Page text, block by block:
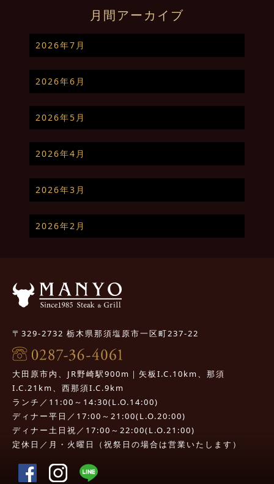
月間アーカイブ
2026年7月
2026年6月
2026年5月
2026年4月
2026年3月
2026年2月
〒329-2732 栃木県那須塩原市一区町237-22
大田原市内、JR野崎駅900m｜矢板I.C.10km、那須
I.C.21km、西那須I.C.9km
ランチ／11:00～14:30(L.O.14:00)
ディナー平日／17:00～21:00(L.O.20:00)
ディナー土日祝／17:00～22:00(L.O.21:00)
定休日／月・火曜日（祝祭日の場合は営業いたします）